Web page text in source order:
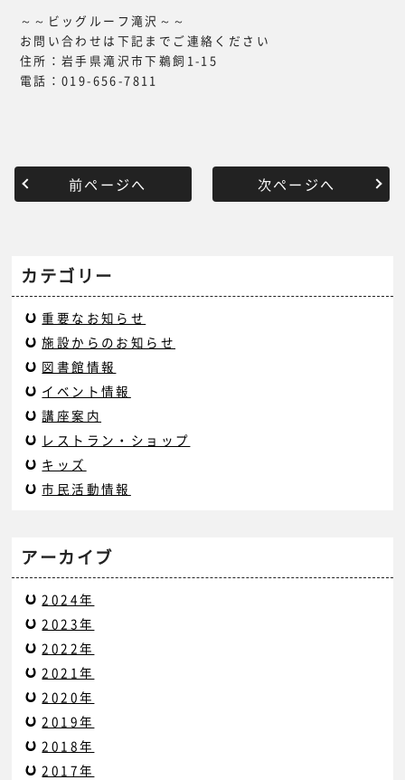
～～ビッグルーフ滝沢～～
お問い合わせは下記までご連絡ください
住所：岩手県滝沢市下鵜飼1-15
電話：019-656-7811
前ページへ 次ページへ
カテゴリー
重要なお知らせ
施設からのお知らせ
図書館情報
イベント情報
講座案内
レストラン・ショップ
キッズ
市民活動情報
アーカイブ
2024年
2023年
2022年
2021年
2020年
2019年
2018年
2017年